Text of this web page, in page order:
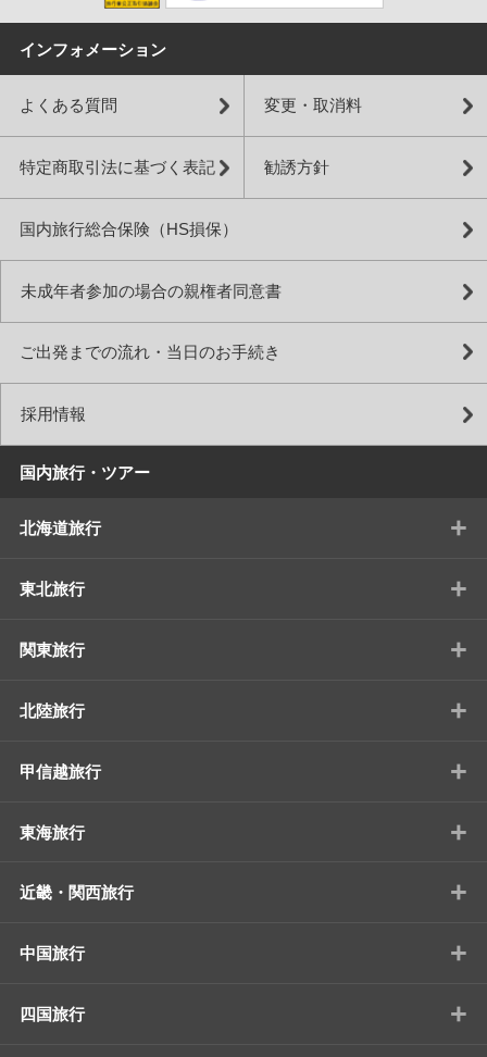
インフォメーション
よくある質問 変更・取消料
特定商取引法に基づく表記 勧誘方針
国内旅行総合保険（HS損保）
未成年者参加の場合の親権者同意書
ご出発までの流れ・当日のお手続き
採用情報
国内旅行・ツアー
北海道旅行 +
東北旅行 +
関東旅行 +
北陸旅行 +
甲信越旅行 +
東海旅行 +
近畿・関西旅行 +
中国旅行 +
四国旅行 +